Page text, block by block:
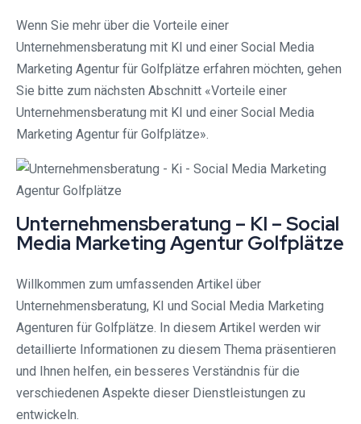
Wenn Sie mehr über die Vorteile einer
Unternehmensberatung mit KI und einer Social Media
Marketing Agentur für Golfplätze erfahren möchten, gehen
Sie bitte zum nächsten Abschnitt «Vorteile einer
Unternehmensberatung mit KI und einer Social Media
Marketing Agentur für Golfplätze».
Unternehmensberatung – KI – Social
Media Marketing Agentur Golfplätze
Willkommen zum umfassenden Artikel über
Unternehmensberatung, KI und Social Media Marketing
Agenturen für Golfplätze. In diesem Artikel werden wir
detaillierte Informationen zu diesem Thema präsentieren
und Ihnen helfen, ein besseres Verständnis für die
verschiedenen Aspekte dieser Dienstleistungen zu
entwickeln.